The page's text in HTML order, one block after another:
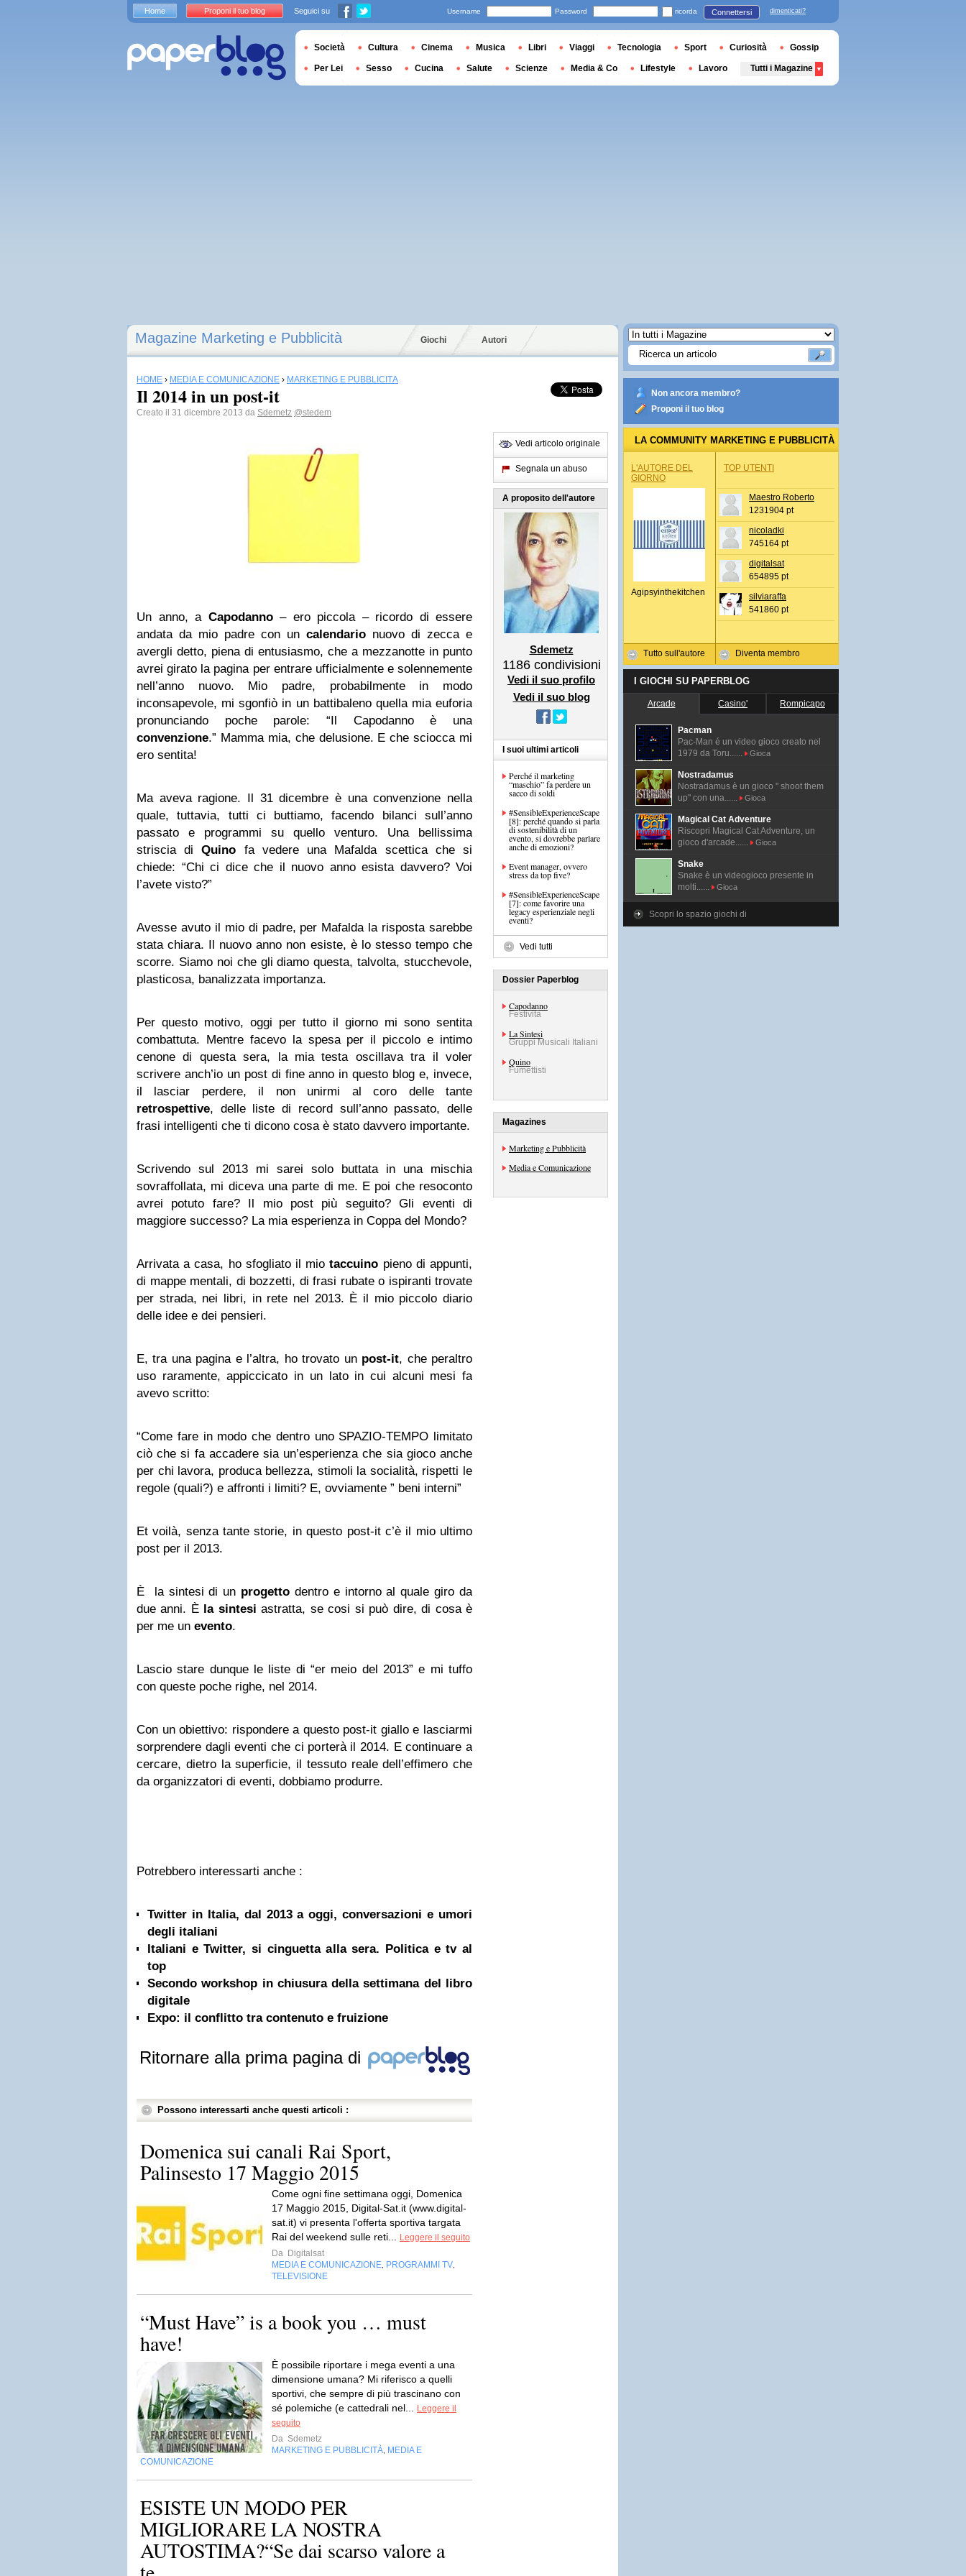
Magazine Marketing e Pubblicità Giochi Autori
HOME › MEDIA E COMUNICAZIONE › MARKETING E PUBBLICITÀ
Il 2014 in un post-it
Creato il 31 dicembre 2013 da Sdemetz @stedem
Un anno, a Capodanno– ero piccola – ricordo di essere
andata da mio padre con un calendario nuovo di zecca e
avergli detto, piena di entusiasmo, che a mezzanotte in punto
avrei girato la pagina per entrare ufficialmente e solennemente
nell’anno nuovo. Mio padre, probabilmente in modo
inconsapevole, mi sgonfiò in un battibaleno quella mia euforia
pronunciando poche parole: “Il Capodanno è una
convenzione.” Mamma mia, che delusione. E che sciocca mi
ero sentita!
Ma aveva ragione. Il 31 dicembre è una convenzione nella
quale, tuttavia, tutti ci buttiamo, facendo bilanci sull’anno
passato e programmi su quello venturo. Una bellissima
striscia diQuino fa vedere una Mafalda scettica che si
chiede: “Chi ci dice che il nuovo anno esista davvero? Voi
l’avete visto?”
Avesse avuto il mio di padre, per Mafalda la risposta sarebbe
stata chiara. Il nuovo anno non esiste, è lo stesso tempo che
scorre. Siamo noi che gli diamo questa, talvolta, stucchevole,
plasticosa, banalizzata importanza.
Per questo motivo, oggi per tutto il giorno mi sono sentita
combattuta. Mentre facevo la spesa per il piccolo e intimo
cenone di questa sera, la mia testa oscillava tra il voler
scrivere anch’io un post di fine anno in questo blog e, invece,
il lasciar perdere, il non unirmi al coro delle tante
retrospettive, delle liste di record sull’anno passato, delle
frasi intelligenti che ti dicono cosa è stato davvero importante.
Scrivendo sul 2013 mi sarei solo buttata in una mischia
sovraffollata, mi diceva una parte di me. E poi che resoconto
avrei potuto fare? Il mio post più seguito? Gli eventi di
maggiore successo? La mia esperienza in Coppa del Mondo?
Arrivata a casa, ho sfogliato il miotaccuino pieno di appunti,
di mappe mentali, di bozzetti, di frasi rubate o ispiranti trovate
per strada, nei libri, in rete nel 2013. È il mio piccolo diario
delle idee e dei pensieri.
E, tra una pagina e l’altra, ho trovato un post-it, che peraltro
uso raramente, appiccicato in un lato in cui alcuni mesi fa
avevo scritto:
“Come fare in modo che dentro uno SPAZIO-TEMPO limitato
ciò che si fa accaderesia un’esperienza che sia giocoanche
per chi lavora, produca bellezza, stimoli la socialità, rispetti le
regole (quali?) e affronti i limiti? E, ovviamente ” beni interni”
Et voilà, senza tante storie, in questo post-it c’è il mio ultimo
post per il 2013.
È la sintesi di un progetto dentro e intorno al quale giro da
due anni. È la sintesi astratta, se cosi si può dire, di cosa è
per me un evento.
Lascio stare dunque le liste di “er meio del 2013” e mi tuffo
con queste poche righe, nel 2014.
Con un obiettivo: rispondere a questo post-it giallo e lasciarmi
sorprendere dagli eventi che ci porterà il 2014. E continuare a
cercare, dietro la superficie, il tessuto reale dell’effimero che
da organizzatori di eventi, dobbiamo produrre.
Potrebbero interessarti anche :
Twitter in Italia, dal 2013 a oggi, conversazioni e umori
degli italiani
Italiani e Twitter, si cinguetta alla sera. Politica e tv al
top
Secondo workshop in chiusura della settimana del libro
digitale
Expo: il conflitto tra contenuto e fruizione
Ritornare alla prima pagina di
Possono interessarti anche questi articoli :
Domenica sui canali Rai Sport,
Palinsesto 17 Maggio 2015
Come ogni fine settimana oggi, Domenica
17 Maggio 2015, Digital-Sat.it (www.digital-
sat.it) vi presenta l'offerta sportiva targata
Rai del weekend sulle reti...
Leggere il seguito
Da Digitalsat
MEDIA E COMUNICAZIONE PROGRAMMI TV
TELEVISIONE
“Must Have” is a book you … must
have!
È possibile riportare i mega eventi a una
dimensione umana? Mi riferisco a quelli
sportivi, che sempre di più trascinano con
sé polemiche (e cattedrali nel...
Leggere il
seguito
Da Sdemetz
MARKETING E PUBBLICITÀ MEDIA E
COMUNICAZIONE
ESISTE UN MODO PER
MIGLIORARE LA NOSTRA
AUTOSTIMA?“Se dai scarso valore a
Vedi articolo originale
Segnala un abuso
A proposito dell'autore
Sdemetz
1186 condivisioni
Vedi il suo profilo
Vedi il suo blog
I suoi ultimi articoli
Perché il marketing
“maschio” fa perdere un
sacco di soldi
#SensibleExperienceScape
[8]: perché quando si parla
di sostenibilità di un
evento, si dovrebbe parlare
anche di emozioni?
Event manager, ovvero
stress da top five?
#SensibleExperienceScape
[7]: come favorire una
legacy esperienziale negli
eventi?
Vedi tutti
Dossier Paperblog
Capodanno
Festività
La Sintesi
Gruppi Musicali Italiani
Quino
Fumettisti
Magazines
Marketing e Pubblicità
Media e Comunicazione
Non ancora membro?
Proponi il tuo blog
LA COMMUNITY MARKETING E PUBBLICITÀ
L'AUTORE DEL
GIORNO
Agipsyinthekitchen
Tutto sull'autore
TOP UTENTI
Maestro Roberto
1231904 pt
nicoladki
745164 pt
digitalsat
654895 pt
silviaraffa
541860 pt
Diventa membro
I GIOCHI SU PAPERBLOG
Arcade Casino' Rompicapo
Pacman
Pac-Man é un video gioco creato nel
1979 da Toru......
Gioca
Nostradamus
Nostradamus è un gioco " shoot them
up" con una......
Gioca
Magical Cat Adventure
Riscopri Magical Cat Adventure, un
gioco d'arcade......
Gioca
Snake
Snake è un videogioco presente in
molti......
Gioca
Scopri lo spazio giochi di
Home Proponi il tuo blog Seguici su Username Password ricorda Connettersi dimenticati?
Società Cultura Cinema Musica Libri Viaggi Tecnologia Sport Curiosità Gossip
Per Lei Sesso Cucina Salute Scienze Media & Co Lifestyle Lavoro Tutti i Magazine